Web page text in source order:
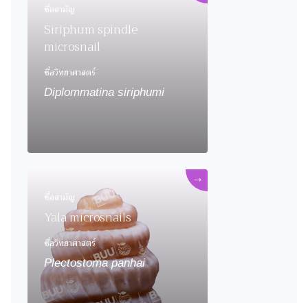
ชื่อสามัญ
Siriphum spindle
microsnail
ชื่อวิทยาศาสตร์
Diplommatina siriphumi
ชื่อสามัญ
Yala microsnails
ชื่อวิทยาศาสตร์
Plectostoma panhai
→